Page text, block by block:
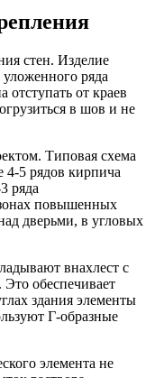
стен. Изделие
ряда
от краев
в шов и не
Типовая схема
4-5 рядов кирпича
ряда
повышенных
дверьми, в угловых
внахлест с
обеспечивает
здания элементы
Г-образные
элемента не